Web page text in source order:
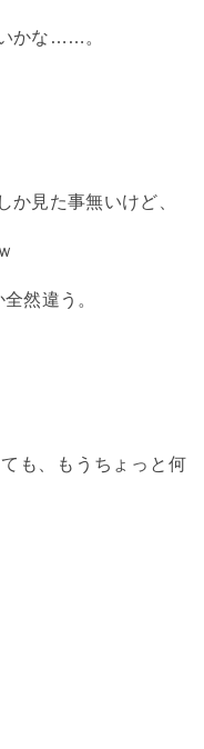
かな……。
か見た事無いけど、
然違う。
も、もうちょっと何